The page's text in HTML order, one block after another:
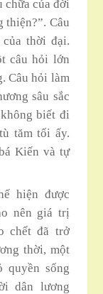
chữa của đời
thiện?”. Câu
thời đại.
câu hỏi lớn
Câu hỏi làm
sâu sắc
biết đi
tăm tối ấy.
Kiến và tự
hiện được
nên giá trị
chết đã trở
thời, một
quyền sống
dân lương